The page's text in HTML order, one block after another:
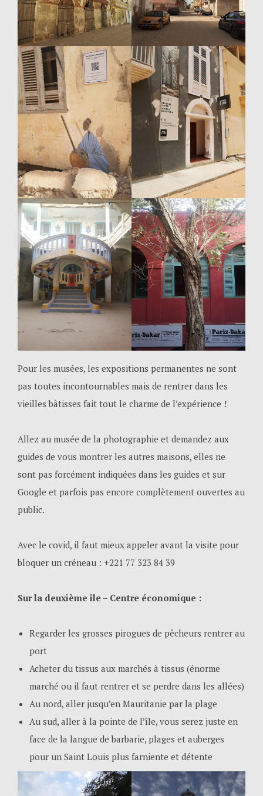
Pour les musées, les expositions permanentes ne sont
pas toutes incontournables mais de rentrer dans les
vieilles bâtisses fait tout le charme de l’expérience !
Allez au musée de la photographie et demandez aux
guides de vous montrer les autres maisons, elles ne
sont pas forcément indiquées dans les guides et sur
Google et parfois pas encore complètement ouvertes au
public.
Avec le covid, il faut mieux appeler avant la visite pour
bloquer un créneau : +221 77 323 84 39
Sur la deuxième île – Centre économique :
Regarder les grosses pirogues de pêcheurs rentrer au
port
Acheter du tissus aux marchés à tissus (énorme
marché ou il faut rentrer et se perdre dans les allées)
Au nord, aller jusqu’en Mauritanie par la plage
Au sud, aller à la pointe de l’île, vous serez juste en
face de la langue de barbarie, plages et auberges
pour un Saint Louis plus farniente et détente